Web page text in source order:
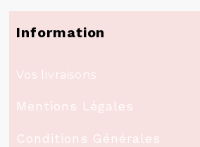
Information
Vos livraisons
Mentions Légales
Conditions Générales